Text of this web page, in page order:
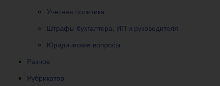
Учетная политика
Штрафы бухгалтера, ИП и руководителя
Юридические вопросы
Разное
Рубрикатор